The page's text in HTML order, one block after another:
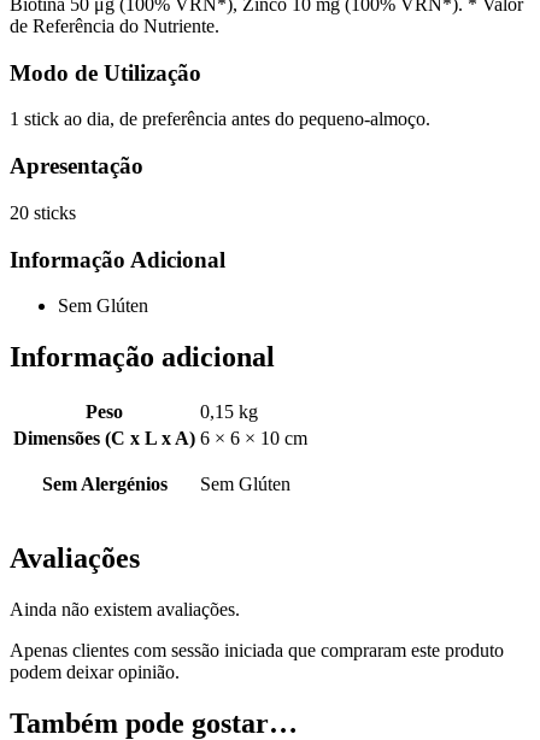
Biotina 50 μg (100% VRN*), Zinco 10 mg (100% VRN*). * Valor
de Referência do Nutriente.
Modo de Utilização
1 stick ao dia, de preferência antes do pequeno-almoço.
Apresentação
20 sticks
Informação Adicional
Sem Glúten
Informação adicional
Peso
0,15 kg
Dimensões (C x L x A) 6 × 6 × 10 cm
Sem Alergénios Sem Glúten
Avaliações
Ainda não existem avaliações.
Apenas clientes com sessão iniciada que compraram este produto
podem deixar opinião.
Também pode gostar…